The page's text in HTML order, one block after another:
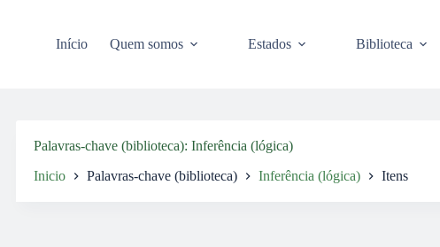
Início Quem somos Estados Biblioteca
Palavras-chave (biblioteca) Inferência (lógica)
Inicio Palavras-chave (biblioteca) Inferência (lógica) Itens